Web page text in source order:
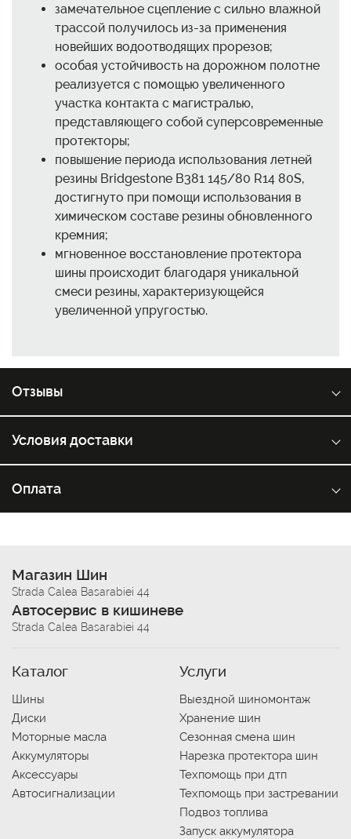
замечательное сцепление с сильно влажной
трассой получилось из-за применения
новейших водоотводящих прорезов;
особая устойчивость на дорожном полотне
реализуется с помощью увеличенного
участка контакта с магистралью,
представляющего собой суперсовременные
протекторы;
повышение периода использования летней
резины Bridgestone B381 145/80 R14 80S,
достигнуто при помощи использования в
химическом составе резины обновленного
кремния;
мгновенное восстановление протектора
шины происходит благодаря уникальной
смеси резины, характеризующейся
увеличенной упругостью.
Отзывы
Условия доставки
Оплата
Магазин Шин
Strada Calea Basarabiei 44
Автосервис в кишиневе
Strada Calea Basarabiei 44
Каталог
Шины
Диски
Моторные масла
Аккумуляторы
Аксессуары
Автосигнализации
Услуги
Выездной шиномонтаж
Хранение шин
Сезонная смена шин
Нарезка протектора шин
Техпомощь при дтп
Техпомощь при застревании
Подвоз топлива
Запуск аккумулятора